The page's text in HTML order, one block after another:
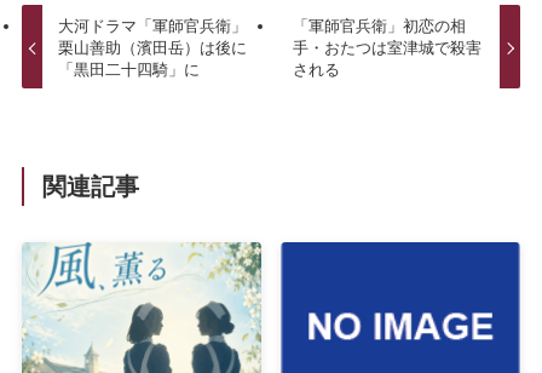
大河ドラマ「軍師官兵衛」
栗山善助（濱田岳）は後に
「黒田二十四騎」に
「軍師官兵衛」初恋の相
手・おたつは室津城で殺害
される
関連記事